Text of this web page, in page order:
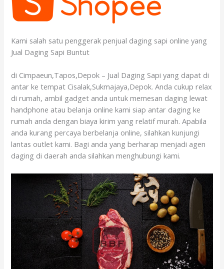
Kami salah satu penggerak penjual daging sapi online yang
Jual Daging Sapi Buntut
di Cimpaeun,Tapos,Depok – Jual Daging Sapi yang dapat di
antar ke tempat Cisalak,Sukmajaya,Depok. Anda cukup relax
di rumah, ambil gadget anda untuk memesan daging lewat
handphone atau belanja online kami siap antar daging ke
rumah anda dengan biaya kirim yang relatif murah. Apabila
anda kurang percaya berbelanja online, silahkan kunjungi
lantas outlet kami. Bagi anda yang berharap menjadi agen
daging di daerah anda silahkan menghubungi kami.